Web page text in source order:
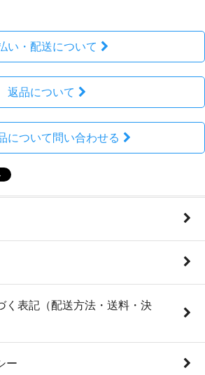
い・配送について
返品について
について問い合わせる
く表記（配送方法・送料・決
ー